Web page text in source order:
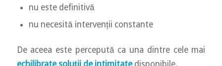
nu este definitivă
nu necesită intervenții constante
De aceea este percepută ca una dintre cele mai